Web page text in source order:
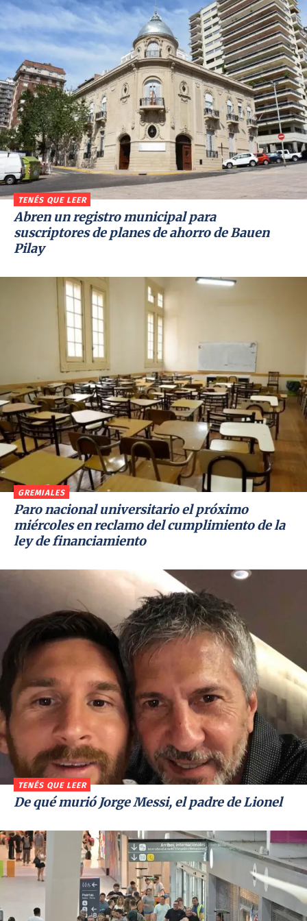
TENÉS QUE LEER
Abren un registro municipal para
suscriptores de planes de ahorro de Bauen
Pilay
GREMIALES
Paro nacional universitario el próximo
miércoles en reclamo del cumplimiento de la
ley de financiamiento
TENÉS QUE LEER
De qué murió Jorge Messi, el padre de Lionel